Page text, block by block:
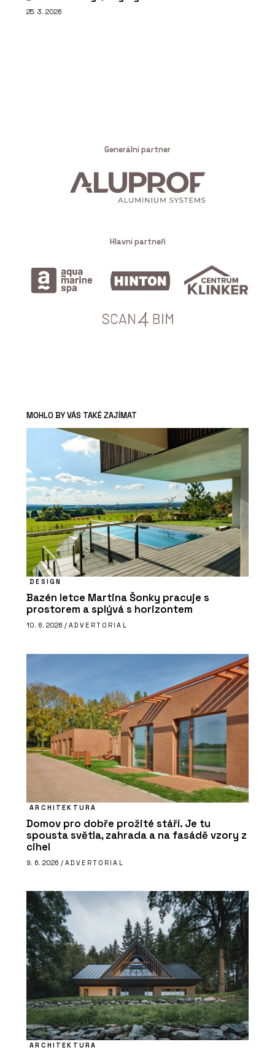
25. 3. 2026
Generální partner
Hlavní partneři
MOHLO BY VÁS TAKÉ ZAJÍMAT
DESIGN
Bazén letce Martina Šonky pracuje s
prostorem a splývá s horizontem
10. 6. 2026 / ADVERTORIAL
ARCHITEKTURA
Domov pro dobře prožité stáří. Je tu
spousta světla, zahrada a na fasádě vzory z
cihel
9. 6. 2026 / ADVERTORIAL
ARCHITEKTURA